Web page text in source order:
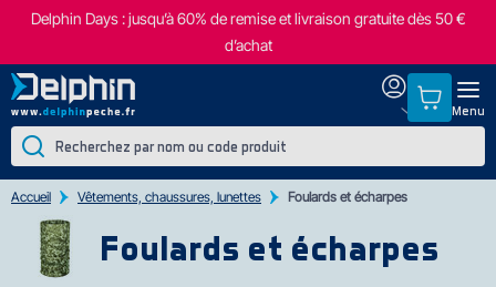
Delphin Days : jusqu’à 60% de remise et livraison gratuite dès 50 €
d’achat
Menu
Accueil Vêtements, chaussures, lunettes Foulards et écharpes
Foulards et écharpes